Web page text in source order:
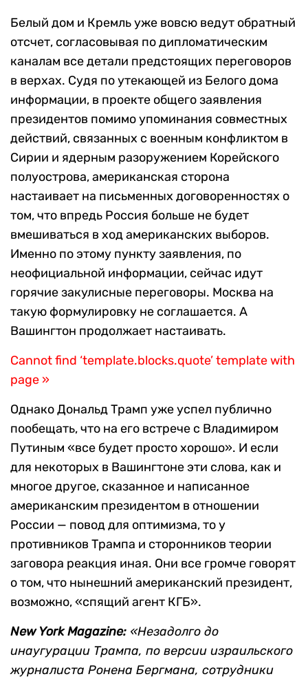
Белый дом и Кремль уже вовсю ведут обратный
отсчет, согласовывая по дипломатическим
каналам все детали предстоящих переговоров
в верхах. Судя по утекающей из Белого дома
информации, в проекте общего заявления
президентов помимо упоминания совместных
действий, связанных с военным конфликтом в
Сирии и ядерным разоружением Корейского
полуострова, американская сторона
настаивает на письменных договоренностях о
том, что впредь Россия больше не будет
вмешиваться в ход американских выборов.
Именно по этому пункту заявления, по
неофициальной информации, сейчас идут
горячие закулисные переговоры. Москва на
такую формулировку не соглашается. А
Вашингтон продолжает настаивать.
Cannot find ‘template.blocks.quote’ template with
page »
Однако Дональд Трамп уже успел публично
пообещать, что на его встрече с Владимиром
Путиным «все будет просто хорошо». И если
для некоторых в Вашингтоне эти слова, как и
многое другое, сказанное и написанное
американским президентом в отношении
России — повод для оптимизма, то у
противников Трампа и сторонников теории
заговора реакция иная. Они все громче говорят
о том, что нынешний американский президент,
возможно, «спящий агент КГБ».
New York Magazine: «Незадолго до
инаугурации Трампа, по версии израильского
журналиста Ронена Бергмана, сотрудники